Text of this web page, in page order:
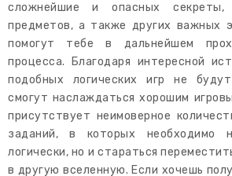
сложнейшие и опасных секреты,
предметов, а также других важных
помогут тебе в дальнейшем
процесса. Благодаря интересной
подобных логических игр не
смогут наслаждаться хорошим
присутствует неимоверное
заданий, в которых необходимо
логически, но и стараться
в другую вселенную. Если хочешь